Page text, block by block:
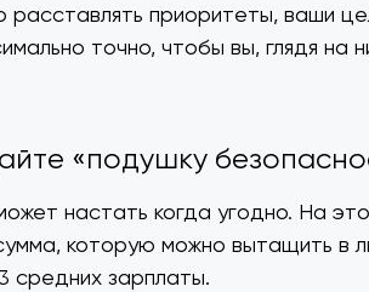
расставлять приоритеты, ваши
точно, чтобы вы, глядя на
«подушку
настать когда угодно. На
которую можно вытащить в
средних зарплаты.